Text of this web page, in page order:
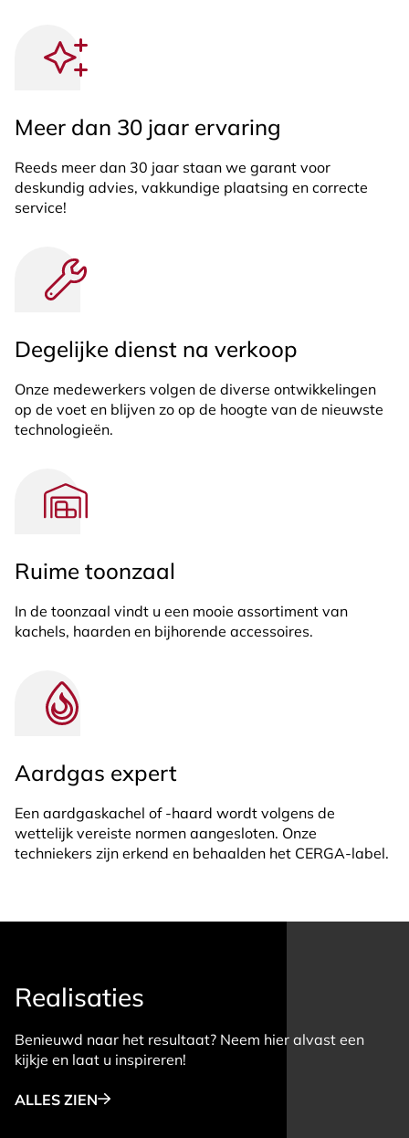
Meer dan 30 jaar ervaring
Reeds meer dan 30 jaar staan we garant voor
deskundig advies, vakkundige plaatsing en correcte
service!
Degelijke dienst na verkoop
Onze medewerkers volgen de diverse ontwikkelingen
op de voet en blijven zo op de hoogte van de nieuwste
technologieën.
Ruime toonzaal
In de toonzaal vindt u een mooie assortiment van
kachels, haarden en bijhorende accessoires.
Aardgas expert
Een aardgaskachel of -haard wordt volgens de
wettelijk vereiste normen aangesloten. Onze
techniekers zijn erkend en behaalden het CERGA-label.
Realisaties
Benieuwd naar het resultaat? Neem hier alvast een
kijkje en laat u inspireren!
ALLES ZIEN